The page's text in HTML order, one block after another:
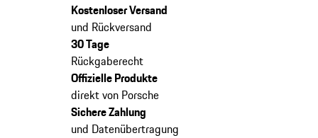
Kostenloser Versand
und Rückversand
30 Tage
Rückgaberecht
Offizielle Produkte
direkt von Porsche
Sichere Zahlung
und Datenübertragung